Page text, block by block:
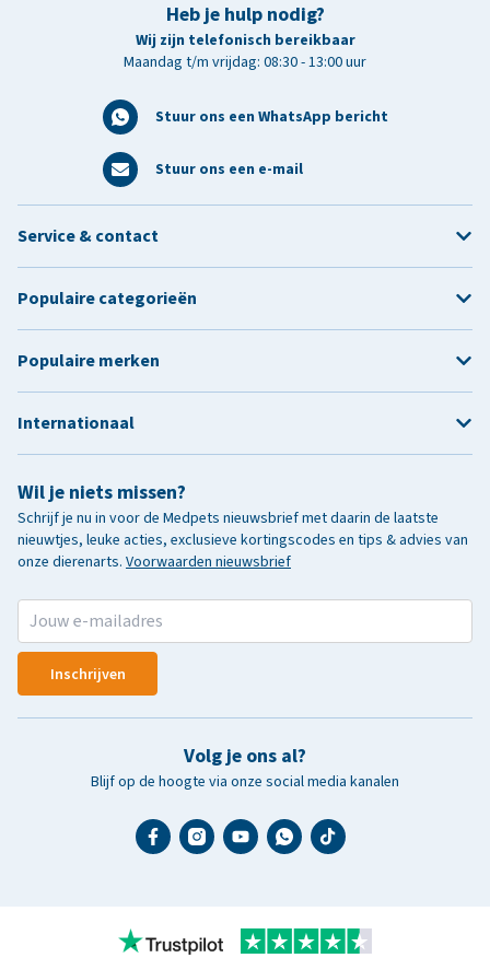
Heb je hulp nodig?
Wij zijn telefonisch bereikbaar
Maandag t/m vrijdag: 08:30 - 13:00 uur
Stuur ons een WhatsApp bericht
Stuur ons een e-mail
Wil je niets missen?
Schrijf je nu in voor de Medpets nieuwsbrief met daarin de laatste
nieuwtjes, leuke acties, exclusieve kortingscodes en tips & advies van
onze dierenarts. Voorwaarden nieuwsbrief
Inschrijven
Volg je ons al?
Blijf op de hoogte via onze social media kanalen
Service & contact
Populaire categorieën
Populaire merken
Internationaal